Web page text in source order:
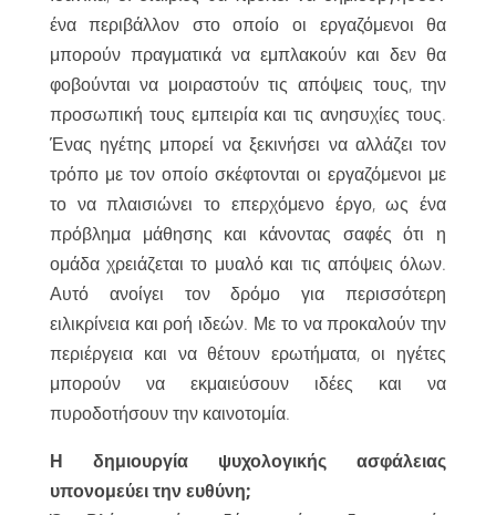
ένα περιβάλλον στο οποίο οι εργαζόμενοι θα
μπορούν πραγματικά να εμπλακούν και δεν θα
φοβούνται να μοιραστούν τις απόψεις τους, την
προσωπική τους εμπειρία και τις ανησυχίες τους.
Ένας ηγέτης μπορεί να ξεκινήσει να αλλάζει τον
τρόπο με τον οποίο σκέφτονται οι εργαζόμενοι με
το να πλαισιώνει το επερχόμενο έργο, ως ένα
πρόβλημα μάθησης και κάνοντας σαφές ότι η
ομάδα χρειάζεται το μυαλό και τις απόψεις όλων.
Αυτό ανοίγει τον δρόμο για περισσότερη
ειλικρίνεια και ροή ιδεών. Με το να προκαλούν την
περιέργεια και να θέτουν ερωτήματα, οι ηγέτες
μπορούν να εκμαιεύσουν ιδέες και να
πυροδοτήσουν την καινοτομία.
Η δημιουργία ψυχολογικής ασφάλειας
υπονομεύει την ευθύνη;